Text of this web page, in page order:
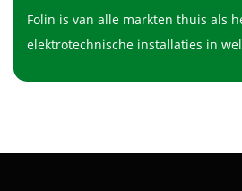
Folin is van alle markten thuis als
elektrotechnische installaties in